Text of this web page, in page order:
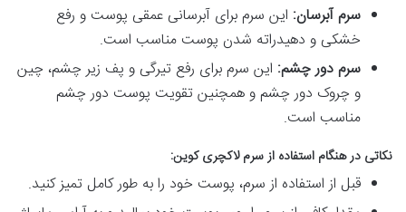
سرم آبرسان: این سرم برای آبرسانی عمقی پوست و رفع
خشکی و دهیدراته شدن پوست مناسب است.
سرم دور چشم: این سرم برای رفع تیرگی و پف زیر چشم، چین
و چروک دور چشم و همچنین تقویت پوست دور چشم
مناسب است.
نکاتی در هنگام استفاده از سرم لاکچری کوین:
قبل از استفاده از سرم، پوست خود را به طور کامل تمیز کنید.